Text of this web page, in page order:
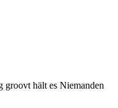
groovt hält es Niemanden